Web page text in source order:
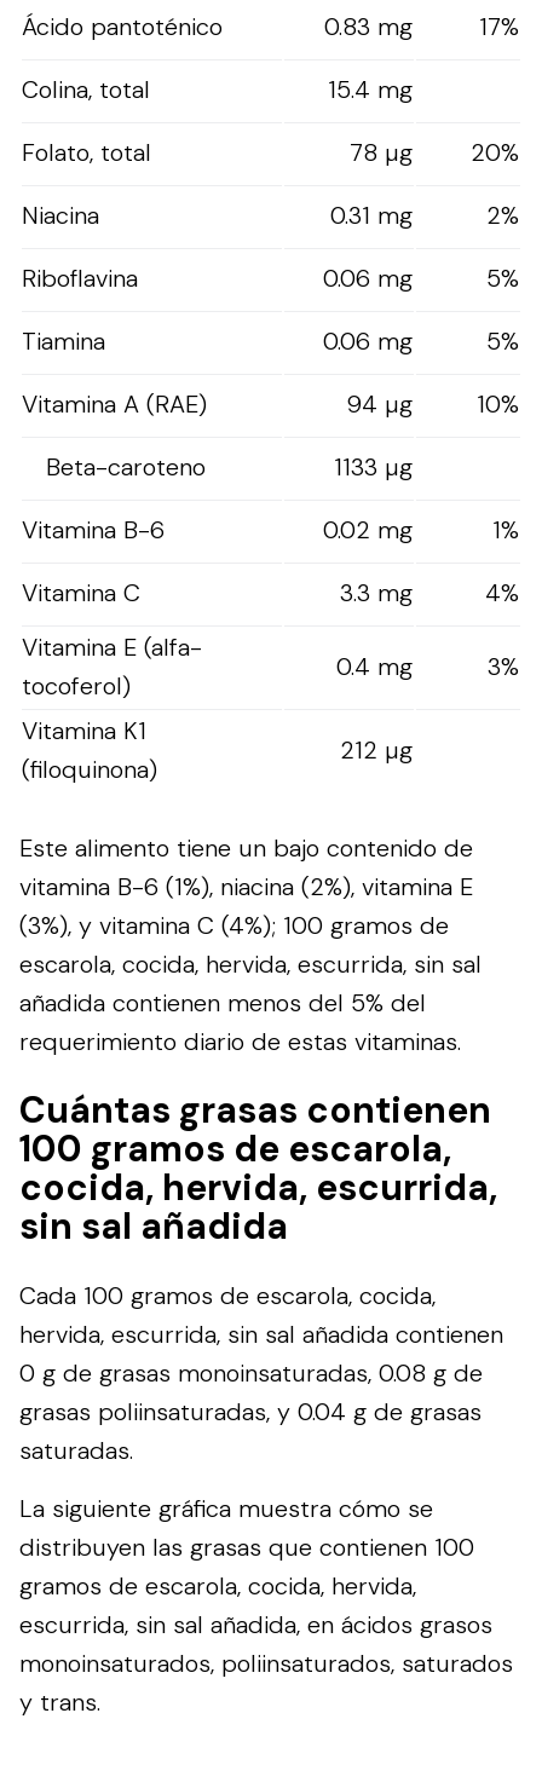
Ácido pantoténico 0.83 mg
17%
Colina, total
15.4 mg
Folato, total
78 µg
20%
Niacina
0.31 mg
2%
Riboflavina
0.06 mg
5%
Tiamina
0.06 mg
5%
Vitamina A (RAE)
94 µg
10%
Beta-caroteno
1133 µg
Vitamina B-6
0.02 mg
1%
Vitamina C
3.3 mg
4%
Vitamina E (alfa-
tocoferol)
0.4 mg 3%
Vitamina K1
(filoquinona)
212 µg
Este alimento tiene un bajo contenido de
vitamina B-6 (1%), niacina (2%), vitamina E
(3%), y vitamina C (4%); 100 gramos de
escarola, cocida, hervida, escurrida, sin sal
añadida contienen menos del 5% del
requerimiento diario de estas vitaminas.
Cuántas grasas contienen
100 gramos de escarola,
cocida, hervida, escurrida,
sin sal añadida
Cada 100 gramos de escarola, cocida,
hervida, escurrida, sin sal añadida contienen
0 g de grasas monoinsaturadas, 0.08 g de
grasas poliinsaturadas, y 0.04 g de grasas
saturadas.
La siguiente gráfica muestra cómo se
distribuyen las grasas que contienen 100
gramos de escarola, cocida, hervida,
escurrida, sin sal añadida, en ácidos grasos
monoinsaturados, poliinsaturados, saturados
y trans.